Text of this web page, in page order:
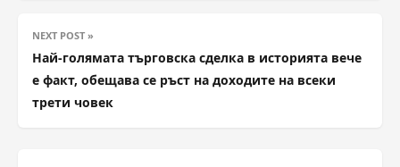
NEXT POST »
Най-голямата търговска сделка в историята вече
e факт, обещава се ръст на доходите на всеки
трети човек